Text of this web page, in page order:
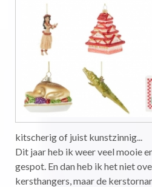
kitscherig of juist kunstzinnig...
Dit jaar heb ik weer veel mooie
gespot. En dan heb ik het niet
kersthangers, maar de